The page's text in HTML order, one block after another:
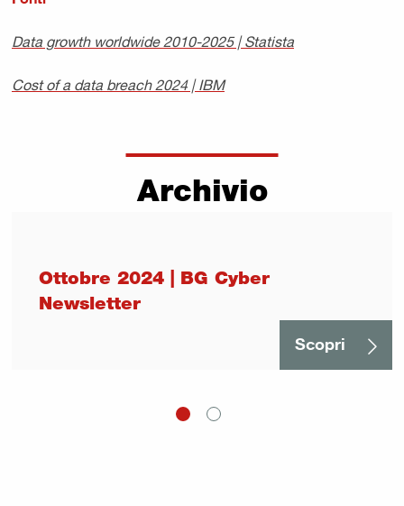
Data growth worldwide 2010-2025 | Statista
Cost of a data breach 2024 | IBM
Archivio
Ottobre 2024 | BG Cyber
Newsletter
Scopri